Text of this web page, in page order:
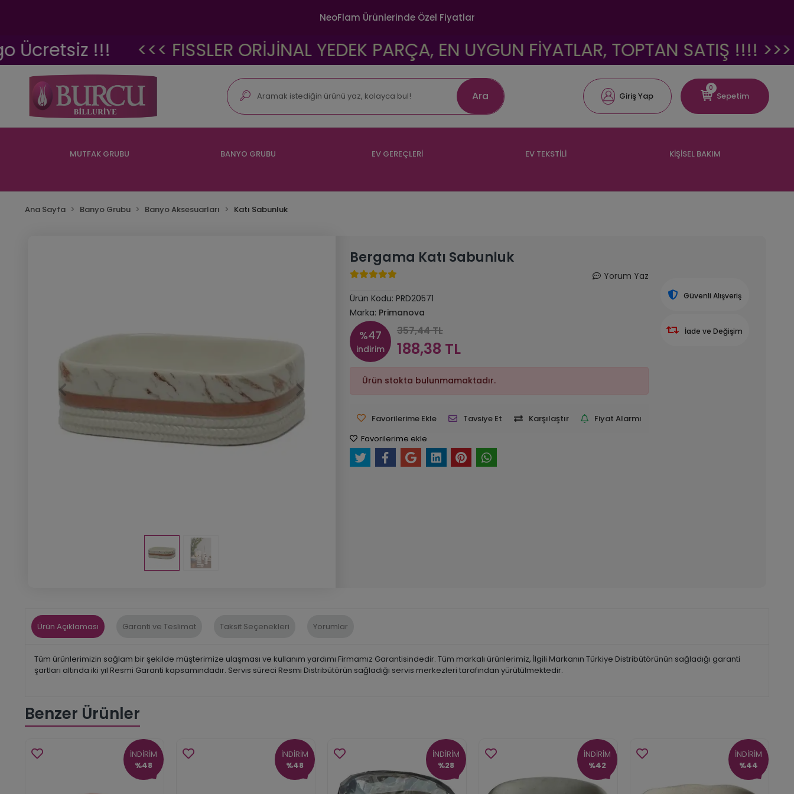
NeoFlam Ürünlerinde Özel Fiyatlar
!!! <<< FISSLER ORİJİNAL YEDEK PARÇA, EN UYGUN FİYATLAR, TOPTAN SATIŞ !!!! >>>
Ara Giriş Yap
0
Sepetim
MUTFAK GRUBU BANYO GRUBU EV GEREÇLERİ EV TEKSTİLİ KİŞİSEL BAKIM
Ana Sayfa Banyo Grubu Banyo Aksesuarları Katı Sabunluk
Bergama Katı Sabunluk
Yorum Yaz
Ürün Kodu: PRD20571
Marka: Primanova
%47
indirim
357,44 TL
188,38 TL
Ürün stokta bulunmamaktadır.
Favorilerime Ekle Tavsiye Et Karşılaştır
Fiyat Alarmı
Favorilerime ekle
Güvenli Alışveriş
İade ve Değişim
Ürün Açıklaması Garanti ve Teslimat Taksit Seçenekleri Yorumlar
Tüm ürünlerimizin sağlam bir şekilde müşterimize ulaşması ve kullanım yardımı Firmamız Garantisindedir. Tüm markalı ürünlerimiz, İlgili Markanın Türkiye Distribütörünün sağladığı garanti
şartları altında iki yıl Resmi Garanti kapsamındadır. Servis süreci Resmi Distribütörün sağladığı servis merkezleri tarafından yürütülmektedir.
Benzer Ürünler
İNDİRİM
%48
İNDİRİM
%48
İNDİRİM
%28
İNDİRİM
%42
İNDİRİM
%44